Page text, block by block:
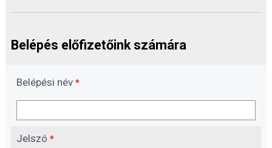
Belépés előfizetőink számára
Belépési név *
Jelszó *